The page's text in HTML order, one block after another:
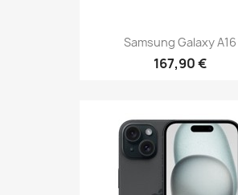
Samsung Galaxy A16
167,90 €